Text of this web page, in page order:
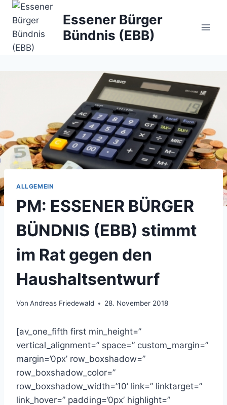
Zum
Inhalt
springen
Essener Bürger
Bündnis (EBB)
ALLGEMEIN
PM: ESSENER BÜRGER
BÜNDNIS (EBB) stimmt
im Rat gegen den
Haushaltsentwurf
Von Andreas Friedewald 28. November 2018
[av_one_fifth first min_height=”
vertical_alignment=” space=” custom_margin=”
margin=’0px’ row_boxshadow=”
row_boxshadow_color=”
row_boxshadow_width=’10’ link=” linktarget=”
link_hover=” padding=’0px’ highlight=”